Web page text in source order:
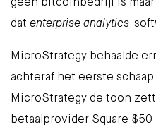
geen bitcoinbedrijf is
dat enterprise analytics-
MicroStrategy behaalde
achteraf het eerste schaap
MicroStrategy de toon
betaalprovider Square